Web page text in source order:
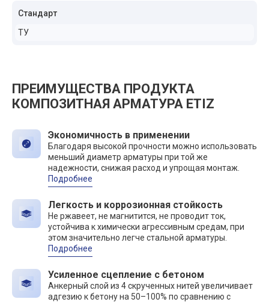
Стандарт
ТУ
ПРЕИМУЩЕСТВА ПРОДУКТА
КОМПОЗИТНАЯ АРМАТУРА ETIZ
Экономичность в применении
Благодаря высокой прочности можно использовать
меньший диаметр арматуры при той же
надежности, снижая расход и упрощая монтаж.
Подробнее
Легкость и коррозионная стойкость
Не ржавеет, не магнитится, не проводит ток,
устойчива к химически агрессивным средам, при
этом значительно легче стальной арматуры.
Подробнее
Усиленное сцепление с бетоном
Анкерный слой из 4 скрученных нитей увеличивает
адгезию к бетону на 50–100% по сравнению с